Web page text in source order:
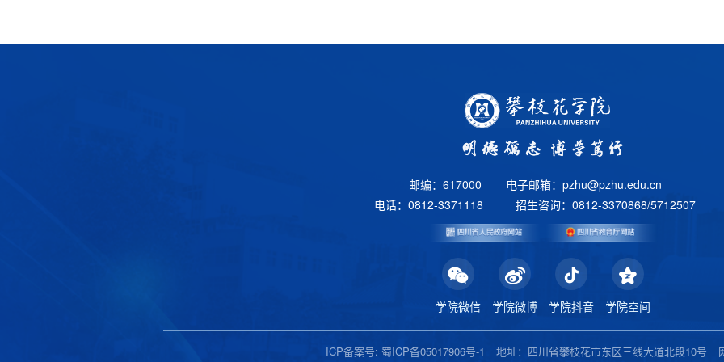
邮编：617000
电子邮箱：pzhu@pzhu.edu.cn
电话：0812-3371118
招生咨询：0812-3370868/5712507
学院微信 学院微博 学院抖音 学院空间
ICP备案号: 蜀ICP备05017906号-1 地址：四川省攀枝花市东区三线大道北段10号